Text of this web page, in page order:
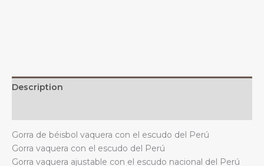
negro
quantity
Description
Gorra de béisbol vaquera con el escudo del Perú
Gorra vaquera con el escudo del Perú
Gorra vaquera ajustable con el escudo nacional del Perú